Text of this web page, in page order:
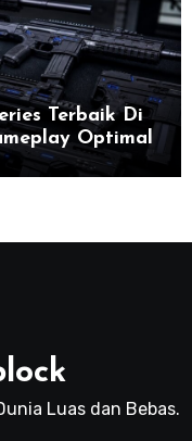
Terbaik Di
Optimal
Luas dan Bebas.